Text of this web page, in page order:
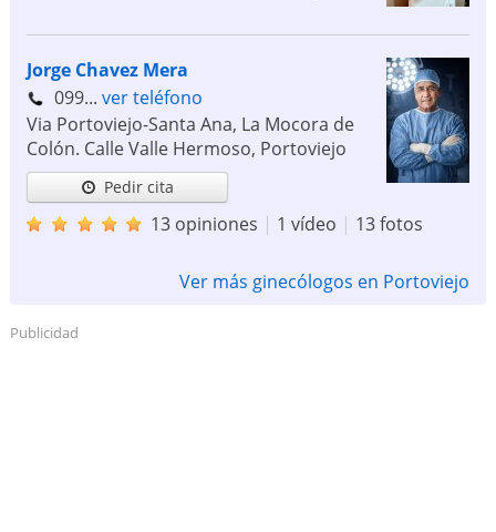
Jorge Chavez Mera
099... ver teléfono
Via Portoviejo-Santa Ana, La Mocora de
Colón. Calle Valle Hermoso, Portoviejo
Pedir cita
13 opiniones | 1 vídeo | 13 fotos
Ver más ginecólogos en Portoviejo
Publicidad